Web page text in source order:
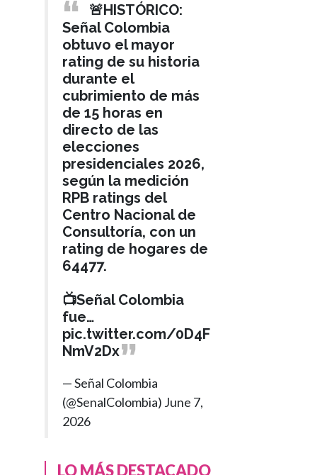
🚨HISTÓRICO:
Señal Colombia
obtuvo el mayor
rating de su historia
durante el
cubrimiento de más
de 15 horas en
directo de las
elecciones
presidenciales 2026,
según la medición
RPB ratings del
Centro Nacional de
Consultoría, con un
rating de hogares de
64477.
📺Señal Colombia
fue…
pic.twitter.com/0D4F
NmV2Dx
— Señal Colombia
(@SenalColombia) June 7,
2026
LO MÁS DESTACADO